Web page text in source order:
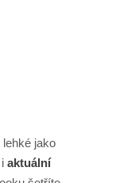
lehké jako
i aktuální